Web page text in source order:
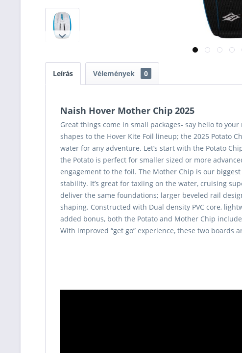
Leírás Vélemények 0
Naish Hover Mother Chip 2025
Great things come in small packages- say hello to
shapes to the Hover Kite Foil lineup; the 2025 Potato
water for any adventure. Let’s start with the Potato
the Potato is perfect for smaller sized or more
engagement to the foil. The Mother Chip is our
stability. It’s great for taxiing on the water, cruising
deliver the same foundations; larger beveled rail
shaping. Constructed with Dual density PVC core,
added bonus, both the Potato and Mother Chip
With improved “get go” experience, these two boards